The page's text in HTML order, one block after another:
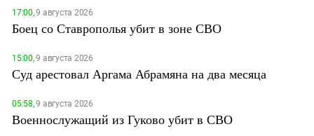
17:00,9 августа 2026
Боец со Ставрополья убит в зоне СВО
15:00,9 августа 2026
Суд арестовал Аргама Абрамяна на два месяца
05:58,9 августа 2026
Военнослужащий из Гуково убит в СВО